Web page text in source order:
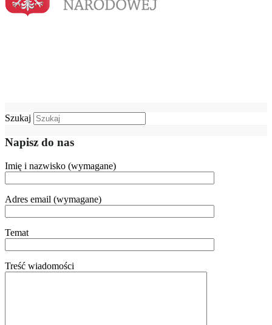
Szukaj
Napisz do nas
Imię i nazwisko (wymagane)
Adres email (wymagane)
Temat
Treść wiadomości